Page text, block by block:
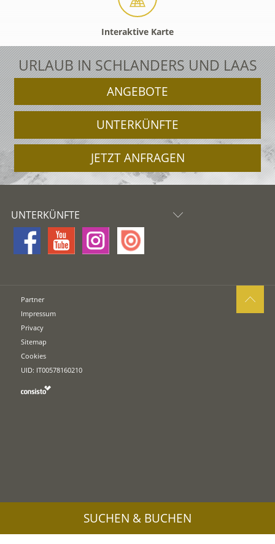
Interaktive Karte
URLAUB IN SCHLANDERS UND LAAS
ANGEBOTE
UNTERKÜNFTE
JETZT ANFRAGEN
UNTERKÜNFTE
Partner
Impressum
Privacy
Sitemap
Cookies
UID: IT00578160210
SUCHEN & BUCHEN